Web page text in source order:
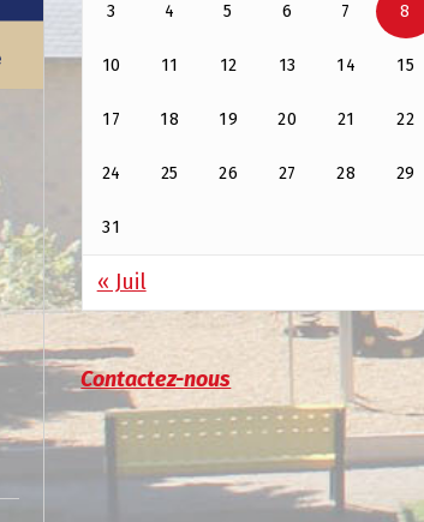
3 4 5 6 7 8
10 11 12 13 14 15
17 18 19 20 21 22
24 25 26 27 28 29
31
« Juil
Contactez-nous